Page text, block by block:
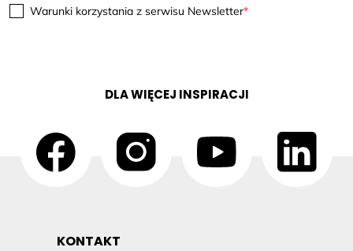
Warunki korzystania z serwisu Newsletter
DLA WIĘCEJ INSPIRACJI
KONTAKT